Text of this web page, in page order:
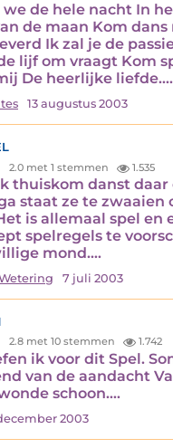
we de hele nacht In
de maan Kom
Ik zal je de
lijf om vraagt Kom
De heerlijke
13 augustus 2003
2.0 met 1 stemmen 1.535
thuiskom danst daar
staat ze te zwaaien
is allemaal spel en
spelregels te
mond.…
7 juli 2003
2.8 met 10 stemmen 1.742
ik voor dit Spel.
van de aandacht
schoon.…
2003